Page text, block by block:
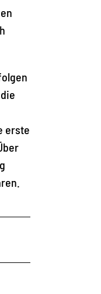
erste